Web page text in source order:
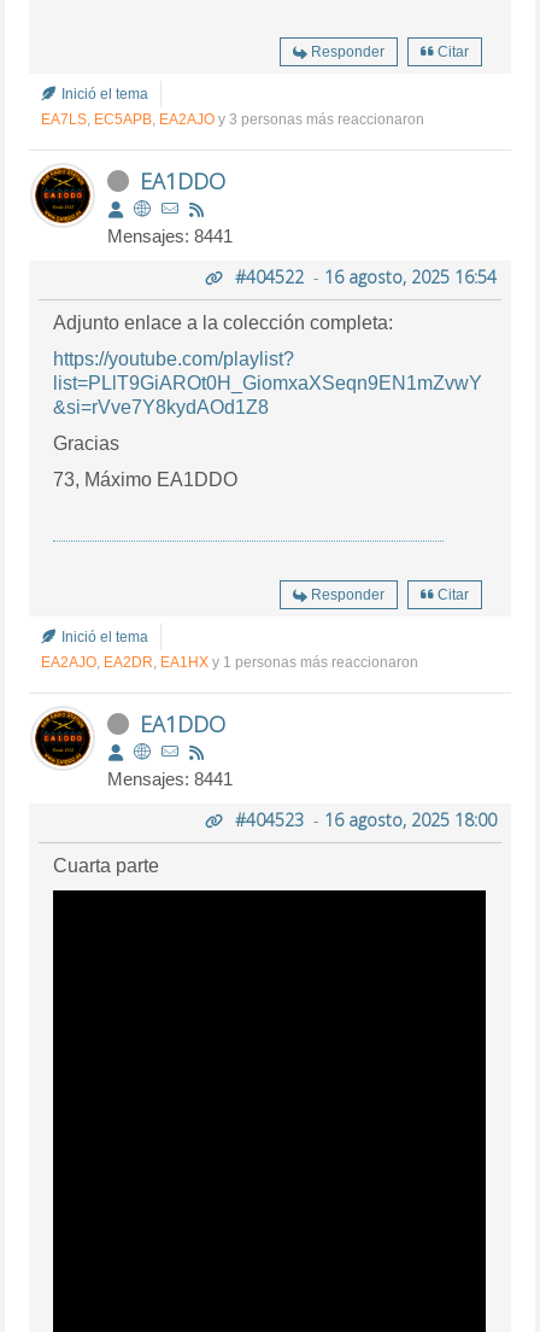
Responder Citar
Inició el tema
EA7LS, EC5APB, EA2AJO y 3 personas más reaccionaron
EA1DDO
Mensajes: 8441
#404522- 16 agosto, 2025 16:54
Adjunto enlace a la colección completa:
https://youtube.com/playlist?
list=PLlT9GiAROt0H_GiomxaXSeqn9EN1mZvwY
&si=rVve7Y8kydAOd1Z8
Gracias
73, Máximo EA1DDO
Responder Citar
Inició el tema
EA2AJO, EA2DR, EA1HX y 1 personas más reaccionaron
EA1DDO
Mensajes: 8441
#404523- 16 agosto, 2025 18:00
Cuarta parte